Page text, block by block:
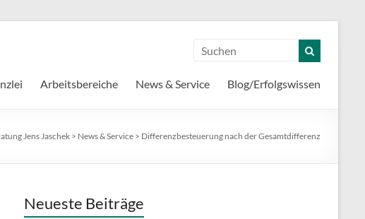
Arbeitsbereiche News & Service Blog/Erfolgswissen
Jens Jaschek> News & Service > Differenzbesteuerung nach der Gesamtdifferenz
Neueste Beiträge